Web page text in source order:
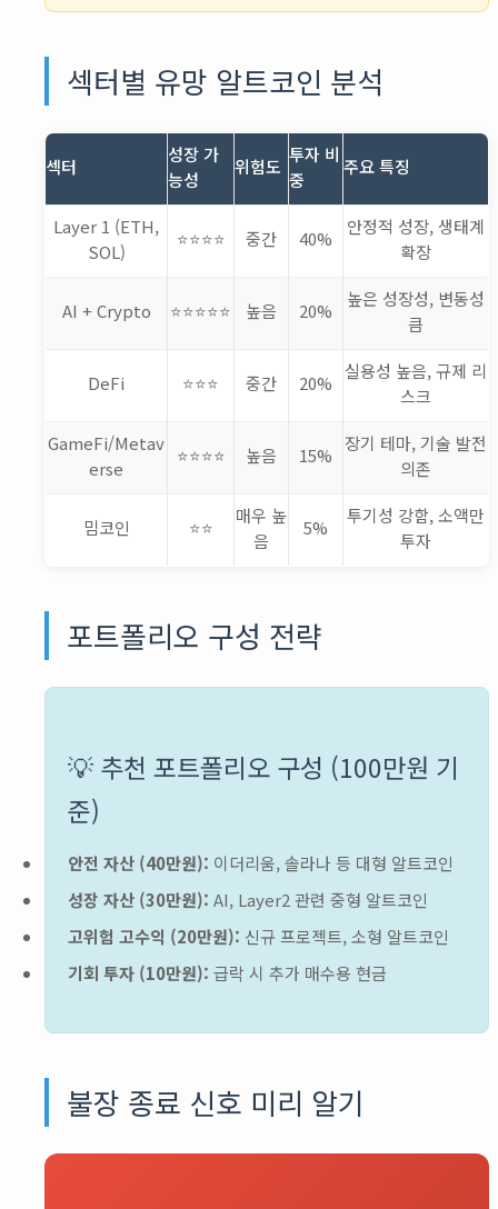
섹터별 유망 알트코인 분석
섹터
성장 가
능성
위험도
투자 비
중
주요 특징
Layer 1 (ETH,
SOL)
⭐⭐⭐⭐ 중간 40%
안정적 성장, 생태계
확장
AI + Crypto ⭐⭐⭐⭐⭐ 높음 20%
높은 성장성, 변동성
큼
DeFi ⭐⭐⭐ 중간 20%
실용성 높음, 규제 리
스크
GameFi/Metav
erse
⭐⭐⭐⭐ 높음 15%
장기 테마, 기술 발전
의존
밈코인 ⭐⭐
매우 높
음
5%
투기성 강함, 소액만
투자
포트폴리오 구성 전략
💡 추천 포트폴리오 구성 (100만원 기
준)
안전 자산 (40만원): 이더리움, 솔라나 등 대형 알트코인
성장 자산 (30만원): AI, Layer2 관련 중형 알트코인
고위험 고수익 (20만원): 신규 프로젝트, 소형 알트코인
기회 투자 (10만원): 급락 시 추가 매수용 현금
불장 종료 신호 미리 알기